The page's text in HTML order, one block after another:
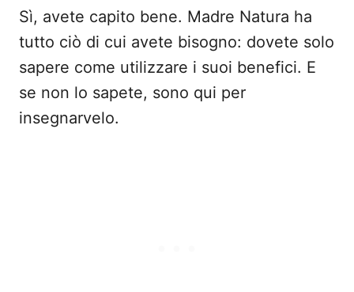
Sì, avete capito bene. Madre Natura ha
tutto ciò di cui avete bisogno: dovete solo
sapere come utilizzare i suoi benefici. E
se non lo sapete, sono qui per
insegnarvelo.